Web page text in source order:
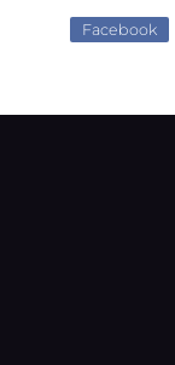
Facebook